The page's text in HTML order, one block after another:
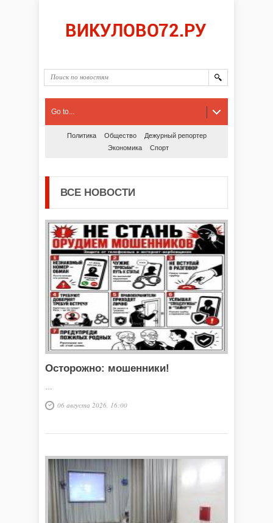
Go to...
Политика Общество
Дежурный репортер
Экономика
Спорт
ВСЕ НОВОСТИ
Осторожно: мошенники!
…
06 августа 2026, 16:00